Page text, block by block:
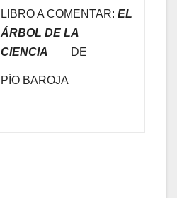
LIBRO A COMENTAR:EL
ÁRBOL DE LA
CIENCIA
DE
PÍO BAROJA